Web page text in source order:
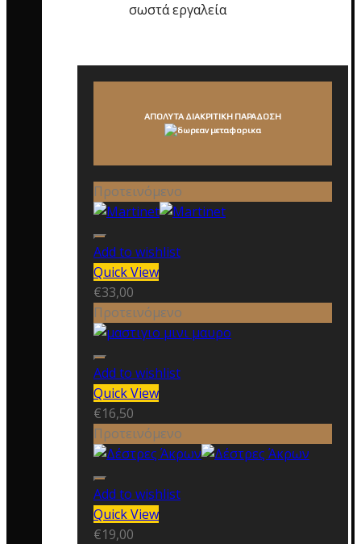
σωστά εργαλεία
ΑΠΟΛΥΤΑ ΔΙΑΚΡΙΤΙΚΗ ΠΑΡΑΔΟΣΗ
Προτεινόμενο
Add to wishlist
Quick View
€33,00
Προτεινόμενο
Add to wishlist
Quick View
€16,50
Προτεινόμενο
Add to wishlist
Quick View
€19,00